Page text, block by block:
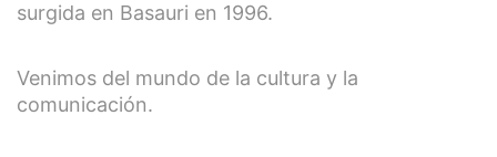
surgida en Basauri en 1996.
Venimos del mundo de la cultura y la
comunicación.